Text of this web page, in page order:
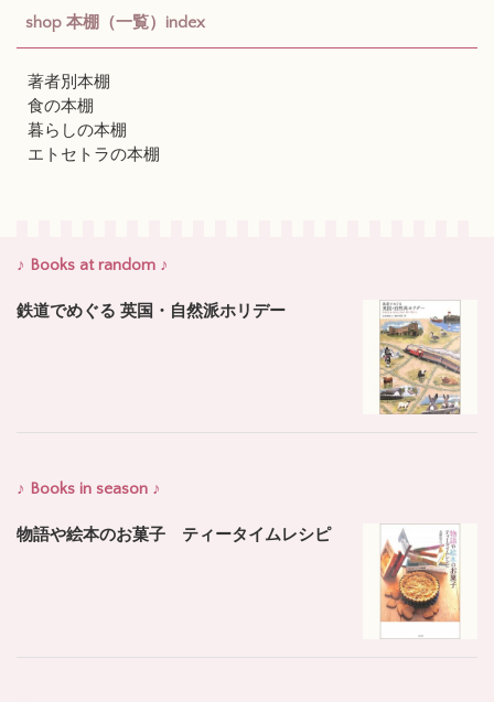
shop 本棚（一覧）index
著者別本棚
食の本棚
暮らしの本棚
エトセトラの本棚
♪ Books at random ♪
鉄道でめぐる 英国・自然派ホリデー
♪ Books in season ♪
物語や絵本のお菓子 ティータイムレシピ